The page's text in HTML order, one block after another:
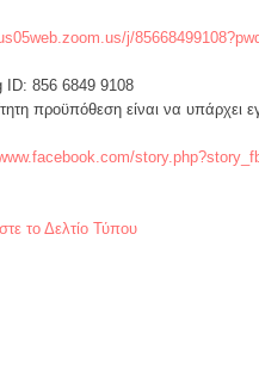
j/
ID: 856 6849 9108
προϋπόθεση είναι να υπάρχει
το Δελτίο Τύπου